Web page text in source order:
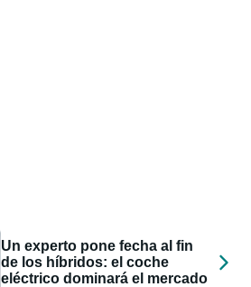
Un experto pone fecha al fin
de los híbridos: el coche
eléctrico dominará el mercado